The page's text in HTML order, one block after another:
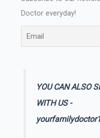
Doctor everyday!
YOU CAN ALSO
WITH US -